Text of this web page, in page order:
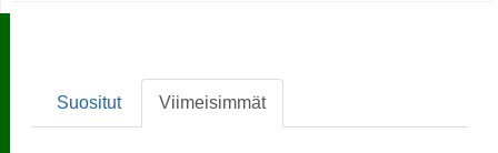
Suositut Viimeisimmät